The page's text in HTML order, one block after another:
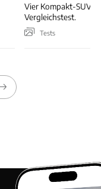
Vier Kompakt-SUV
Vergleichstest.
Tests